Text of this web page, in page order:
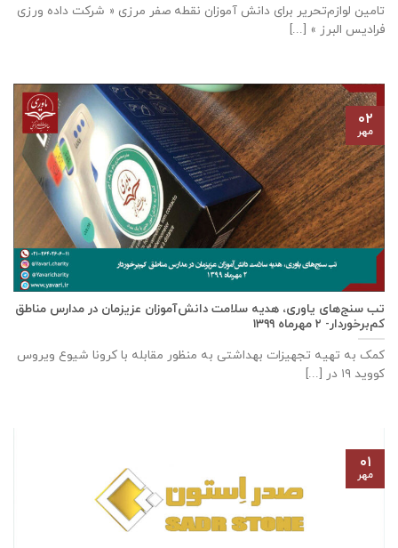
تامين لوازم‌تحرير برای دانش آموزان نقطه صفر مرزی « شرکت داده ورزی
فراديس البرز » [...]
تب سنج‌های یاوری، هدیه سلامت دانش‌آموزان عزیزمان در مدارس مناطق
کم‌برخوردار- ۲ مهرماه ۱۳۹۹
کمک به تهیه تجهیزات بهداشتی به منظور مقابله با کرونا شیوع ویروس
کووید ۱۹ در [...]
۰۲
مهر
۰۱
مهر